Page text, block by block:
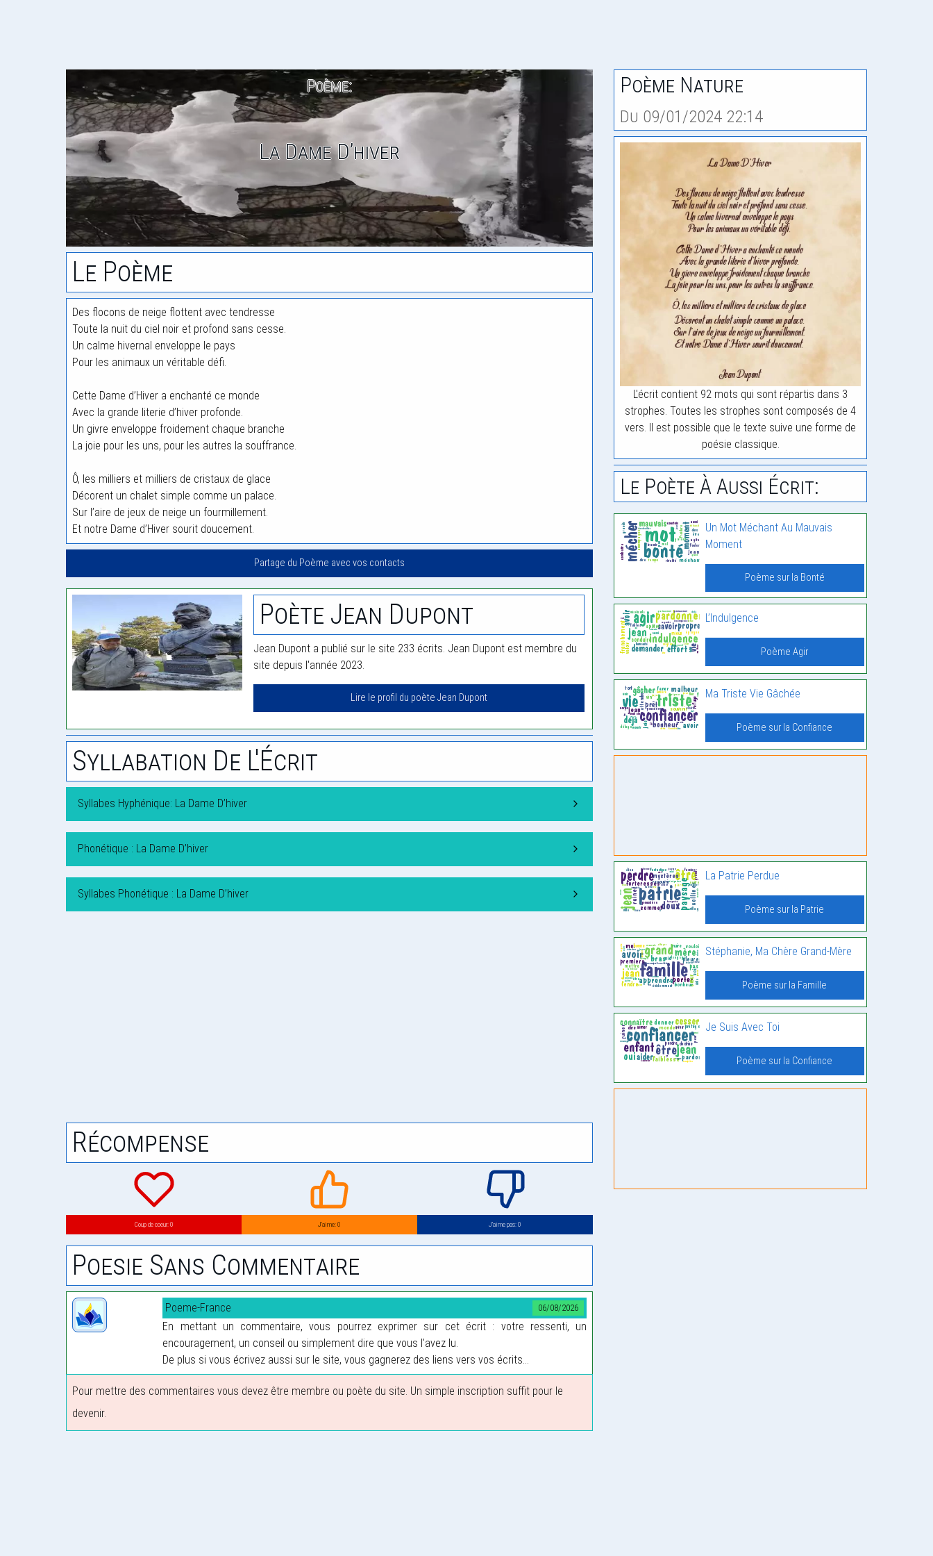
Poème:
La Dame D’hiver
Le Poème
Des flocons de neige flottent avec tendresse
Toute la nuit du ciel noir et profond sans cesse.
Un calme hivernal enveloppe le pays
Pour les animaux un véritable défi.
Cette Dame d’Hiver a enchanté ce monde
Avec la grande literie d’hiver profonde.
Un givre enveloppe froidement chaque branche
La joie pour les uns, pour les autres la souffrance.
Ô, les milliers et milliers de cristaux de glace
Décorent un chalet simple comme un palace.
Sur l’aire de jeux de neige un fourmillement.
Et notre Dame d’Hiver sourit doucement.
Partage du Poème avec vos contacts
Poète Jean Dupont
Jean Dupont a publié sur le site 233 écrits. Jean Dupont est membre du
site depuis l'année 2023.
Lire le profil du poète Jean Dupont
Syllabation De L'Écrit
Syllabes Hyphénique: La Dame D’hiver
Phonétique : La Dame D’hiver
Syllabes Phonétique : La Dame D’hiver
Récompense
Coup de coeur: 0 J’aime: 0 J’aime pas: 0
Poesie Sans Commentaire
06/08/2026
Poeme-France
En mettant un commentaire, vous pourrez exprimer sur cet écrit : votre ressenti, un
encouragement, un conseil ou simplement dire que vous l'avez lu.
De plus si vous écrivez aussi sur le site, vous gagnerez des liens vers vos écrits...
Pour mettre des commentaires vous devez être membre ou poète du site. Un simple inscription suffit pour le
devenir.
Poème Nature
Du 09/01/2024 22:14
L'écrit contient 92 mots qui sont répartis dans 3
strophes. Toutes les strophes sont composés de 4
vers. Il est possible que le texte suive une forme de
poésie classique.
Le Poète À Aussi Écrit:
Un Mot Méchant Au Mauvais
Moment
Poème sur la Bonté
L’Indulgence
Poème Agir
Ma Triste Vie Gâchée
Poème sur la Confiance
La Patrie Perdue
Poème sur la Patrie
Stéphanie, Ma Chère Grand-Mère
Poème sur la Famille
Je Suis Avec Toi
Poème sur la Confiance